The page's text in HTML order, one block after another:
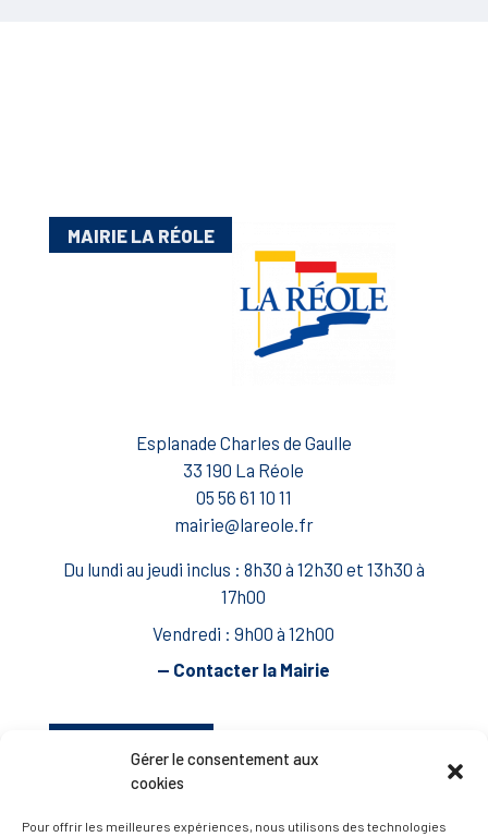
Gérer le consentement aux
cookies
Pour offrir les meilleures expériences, nous utilisons des technologies
MAIRIE LA RÉOLE
Esplanade Charles de Gaulle
33 190 La Réole
05 56 61 10 11
mairie@lareole.fr
Du lundi au jeudi inclus : 8h30 à 12h30 et 13h30 à
17h00
Vendredi : 9h00 à 12h00
— Contacter la Mairie